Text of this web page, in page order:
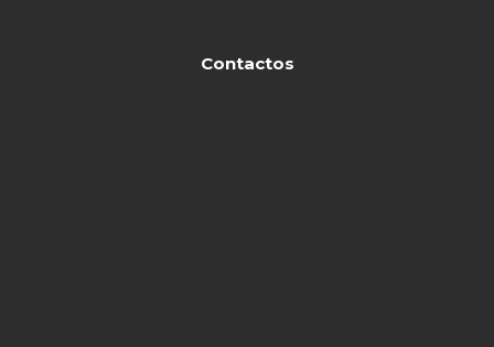
Contactos